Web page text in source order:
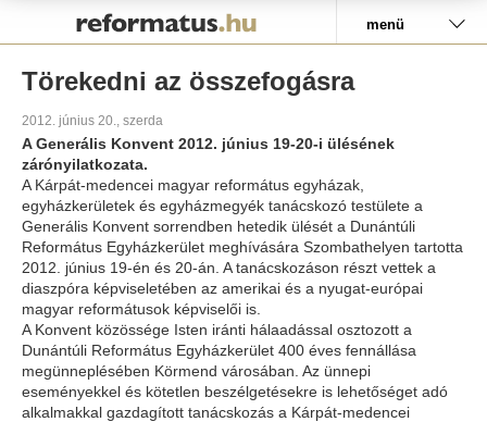
menü
Törekedni az összefogásra
2012. június 20., szerda
A Generális Konvent 2012. június 19-20-i ülésének
zárónyilatkozata.
A Kárpát-medencei magyar református egyházak,
egyházkerületek és egyházmegyék tanácskozó testülete a
Generális Konvent sorrendben hetedik ülését a Dunántúli
Református Egyházkerület meghívására Szombathelyen tartotta
2012. június 19-én és 20-án. A tanácskozáson részt vettek a
diaszpóra képviseletében az amerikai és a nyugat-európai
magyar reformátusok képviselői is.
A Konvent közössége Isten iránti hálaadással osztozott a
Dunántúli Református Egyházkerület 400 éves fennállása
megünneplésében Körmend városában. Az ünnepi
eseményekkel és kötetlen beszélgetésekre is lehetőséget adó
alkalmakkal gazdagított tanácskozás a Kárpát-medencei